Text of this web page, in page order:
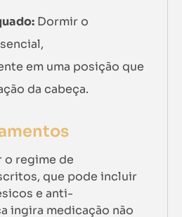
Dormir o
em uma posição que
da cabeça.
o regime de
que pode incluir
e anti-
ingira medicação não